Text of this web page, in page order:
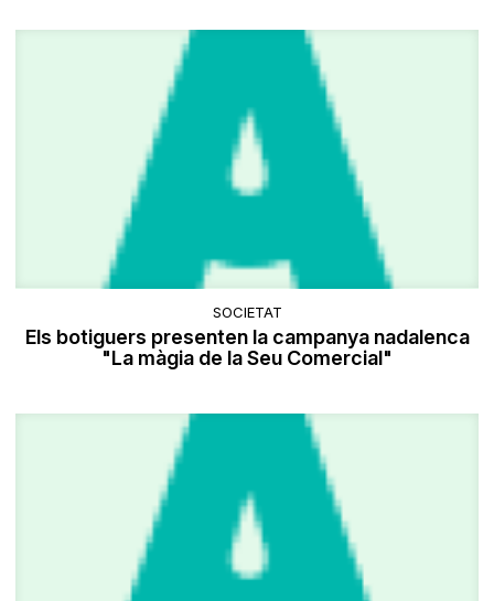
SOCIETAT
Els botiguers presenten la campanya nadalenca
"La màgia de la Seu Comercial"